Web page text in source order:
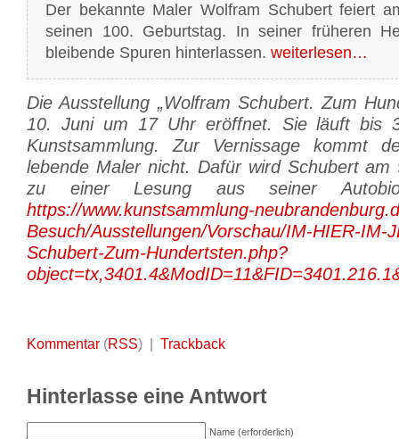
Der bekannte Maler Wolfram Schubert feiert
seinen 100. Geburtstag. In seiner früheren
bleibende Spuren hinterlassen. weiterlesen…
Die Ausstellung „Wolfram Schubert. Zum
10. Juni um 17 Uhr eröffnet. Sie läuft bis
Kunstsammlung. Zur Vernissage kommt
lebende Maler nicht. Dafür wird Schubert
zu einer Lesung aus seiner
https://www.kunstsammlung-
Besuch/Ausstellungen/Vorschau/IM-HIER-IM-
Schubert-Zum-Hundertsten.php?
Kommentar (RSS) | Trackback
Hinterlasse eine Antwort
Name (erforderlich)